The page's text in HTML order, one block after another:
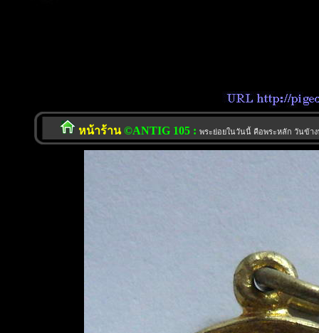
หน้าร้าน©ANTIG 105 : พระย่อยในวันนี้ คือพระหลัก วันข้า